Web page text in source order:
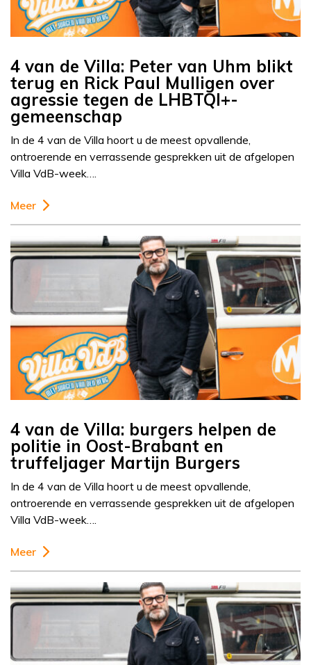
4 van de Villa: Peter van Uhm blikt
terug en Rick Paul Mulligen over
agressie tegen de LHBTQI+-
gemeenschap
In de 4 van de Villa hoort u de meest opvallende,
ontroerende en verrassende gesprekken uit de afgelopen
Villa VdB-week….
Meer
4 van de Villa: burgers helpen de
politie in Oost-Brabant en
truffeljager Martijn Burgers
In de 4 van de Villa hoort u de meest opvallende,
ontroerende en verrassende gesprekken uit de afgelopen
Villa VdB-week….
Meer